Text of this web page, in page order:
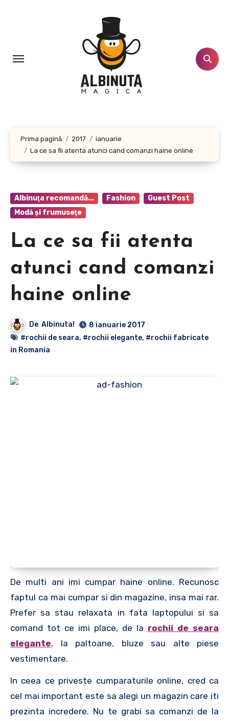
Prima pagină 2017
ianuarie
La ce sa fii atenta atunci cand comanzi haine online
Albinuţa recomandă... Fashion
Guest Post
Modă şi frumuseţe
La ce sa fii atenta
atunci cand comanzi
haine online
De Albinuta!
8 ianuarie 2017
#rochii de seara, #rochii elegante, #rochii fabricate
in Romania
De multi ani imi cumpar haine online. Recunosc
faptul ca mai cumpar si din magazine, insa mai rar.
Prefer sa stau relaxata in fata laptopului si sa
comand tot ce imi place, de la rochii de seara
elegante, la paltoane, bluze sau alte piese
vestimentare.
In ceea ce priveste cumparaturile online, cred ca
cel mai important este sa alegi un magazin care iti
prezinta incredere. Nu te grabi sa comanzi de la